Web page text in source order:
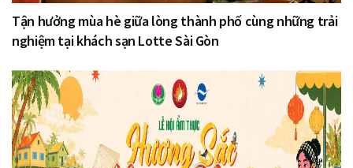
Tận hưởng mùa hè giữa lòng thành phố cùng những trải
nghiệm tại khách sạn Lotte Sài Gòn